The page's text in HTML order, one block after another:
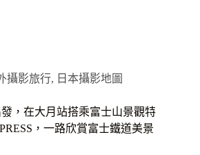
攝影旅行, 日本攝影地圖
，在大月站搭乘富士山景觀特
，一路欣賞富士鐵道美景